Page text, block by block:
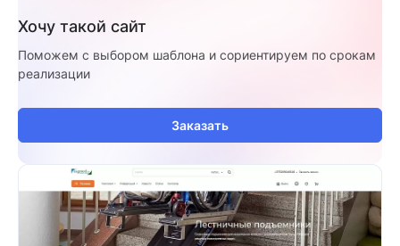
Хочу такой сайт
Поможем с выбором шаблона и сориентируем по срокам
реализации
Заказать